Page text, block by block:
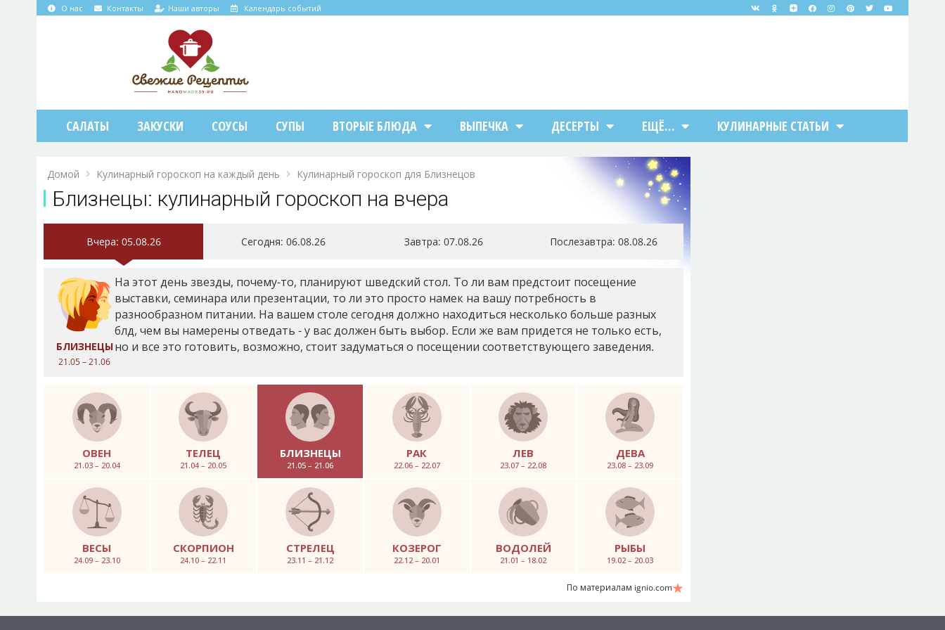
О нас Контакты Наши авторы Календарь событий
САЛАТЫ ЗАКУСКИ СОУСЫ СУПЫ ВТОРЫЕ БЛЮДА ВЫПЕЧКА ДЕСЕРТЫ ЕЩЁ… КУЛИНАРНЫЕ СТАТЬИ
Домой Кулинарный гороскоп на каждый день Кулинарный гороскоп для Близнецов
Близнецы: кулинарный гороскоп на вчера
Вчера: 05.08.26 Сегодня: 06.08.26 Завтра: 07.08.26 Послезавтра: 08.08.26
БЛИЗНЕЦЫ
21.05 – 21.06
На этот день звезды, почему-то, планируют шведский стол. То ли вам предстоит посещение
выставки, семинара или презентации, то ли это просто намек на вашу потребность в
разнообразном питании. На вашем столе сегодня должно находиться несколько больше разных
блд, чем вы намерены отведать - у вас должен быть выбор. Если же вам придется не только есть,
но и все это готовить, возможно, стоит задуматься о посещении соответствующего заведения.
ОВЕН
21.03 – 20.04
ТЕЛЕЦ
21.04 – 20.05
БЛИЗНЕЦЫ
21.05 – 21.06
РАК
22.06 – 22.07
ЛЕВ
23.07 – 22.08
ДЕВА
23.08 – 23.09
ВЕСЫ
24.09 – 23.10
СКОРПИОН
24.10 – 22.11
СТРЕЛЕЦ
23.11 – 21.12
КОЗЕРОГ
22.12 – 20.01
ВОДОЛЕЙ
21.01 – 18.02
РЫБЫ
19.02 – 20.03
По материалам ignio.com